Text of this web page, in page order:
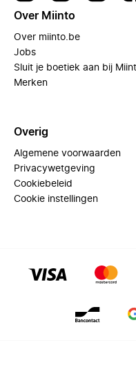
Over Miinto
Over miinto.be
Jobs
Sluit je boetiek aan bij
Merken
Overig
Algemene voorwaarden
Privacywetgeving
Cookiebeleid
Cookie instellingen